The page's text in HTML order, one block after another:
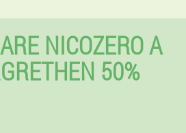
NICOZERO A
50%